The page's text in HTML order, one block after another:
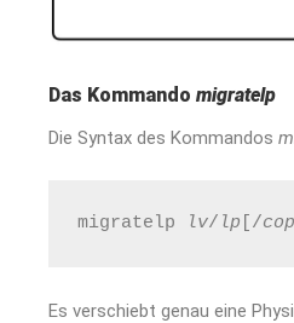
Das Kommando migratelp
Die Syntax des Kommandos
migratelp lv/ lp [/
Es verschiebt genau eine